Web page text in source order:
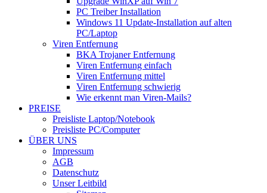
PC Treiber Installation
Windows 11 Update-Installation auf alten
PC/Laptop
Viren Entfernung
BKA Trojaner Entfernung
Viren Entfernung einfach
Viren Entfernung mittel
Viren Entfernung schwierig
Wie erkennt man Viren-Mails?
PREISE
Preisliste Laptop/Notebook
Preisliste PC/Computer
ÜBER UNS
Impressum
AGB
Datenschutz
Unser Leitbild